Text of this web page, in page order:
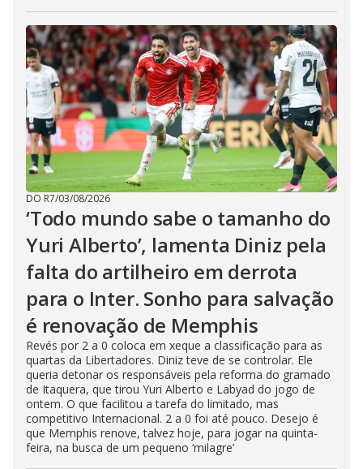
DO R7/03/08/2026
‘Todo mundo sabe o tamanho do
Yuri Alberto’, lamenta Diniz pela
falta do artilheiro em derrota
para o Inter. Sonho para salvação
é renovação de Memphis
Revés por 2 a 0 coloca em xeque a classificação para as
quartas da Libertadores. Diniz teve de se controlar. Ele
queria detonar os responsáveis pela reforma do gramado
de Itaquera, que tirou Yuri Alberto e Labyad do jogo de
ontem. O que facilitou a tarefa do limitado, mas
competitivo Internacional. 2 a 0 foi até pouco. Desejo é
que Memphis renove, talvez hoje, para jogar na quinta-
feira, na busca de um pequeno ‘milagre’